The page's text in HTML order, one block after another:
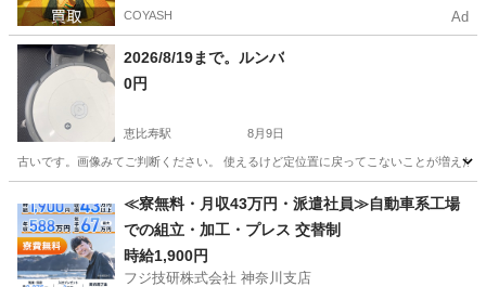
COYASH Ad
2026/8/19まで。ルンバ
0円
恵比寿駅 8月9日
古いです。画像みてご判断ください。 使えるけど定位置に戻ってこないことが増え
恵比寿駅 生活家電
≪寮無料・月収43万円・派遣社員≫自動車系工場
での組立・加工・プレス 交替制
時給1,900円
フジ技研株式会社 神奈川支店